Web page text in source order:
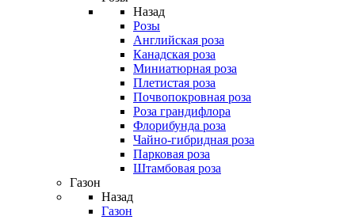
Назад
Розы
Английская роза
Канадская роза
Миниатюрная роза
Плетистая роза
Почвопокровная роза
Роза грандифлора
Флорибунда роза
Чайно-гибридная роза
Парковая роза
Штамбовая роза
Газон
Назад
Газон